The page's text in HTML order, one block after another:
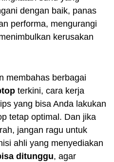
dengan baik, panas
performa, mengurangi
kerusakan
membahas berbagai
terkini, cara kerja
yang bisa Anda lakukan
tetap optimal. Dan jika
jangan ragu untuk
ahli yang menyediakan
ditunggu, agar